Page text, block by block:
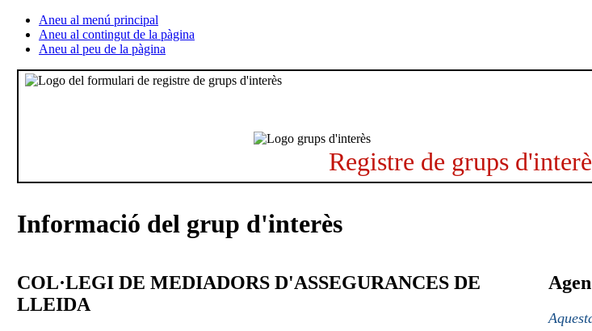
Aneu al menú principal
Aneu al contingut de la pàgina
Aneu al peu de la pàgina
Registre de grups
Informació del grup d'interès
COL·LEGI DE MEDIADORS D'ASSEGURANCES DE
LLEIDA